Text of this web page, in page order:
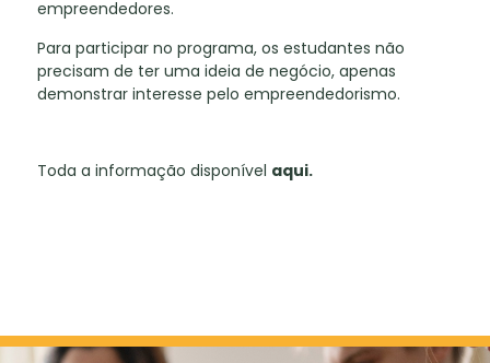
empreendedores.
Para participar no programa, os estudantes não
precisam de ter uma ideia de negócio, apenas
demonstrar interesse pelo empreendedorismo.
Toda a informação disponível aqui.